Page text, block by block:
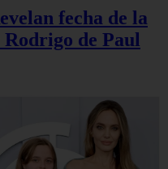
fecha de la
Rodrigo de Paul